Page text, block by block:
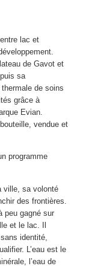
lac et
de Gavot et
sa
de soins
grâce à
Evian.
vendue et
programme
ville, sa volonté
des frontières.
peu gagné sur
et le lac. Il
identité,
L’eau est le
l’eau de